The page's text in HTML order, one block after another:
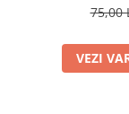
75,00
VEZI